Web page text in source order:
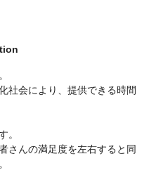
社会により、提供できる時間
。
さんの満足度を左右すると同